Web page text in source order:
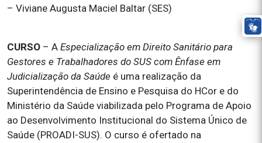
– Viviane Augusta Maciel Baltar (SES)
CURSO – A Especialização em Direito Sanitário para
Gestores e Trabalhadores do SUS com Ênfase em
Judicialização da Saúde é uma realização da
Superintendência de Ensino e Pesquisa do HCor e do
Ministério da Saúde viabilizada pelo Programa de Apoio
ao Desenvolvimento Institucional do Sistema Único de
Saúde (PROADI-SUS). O curso é ofertado na